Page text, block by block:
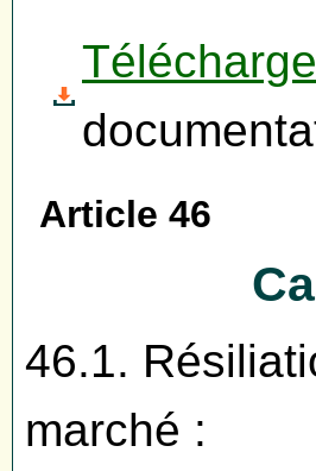
Article 46
46.1.
marché :